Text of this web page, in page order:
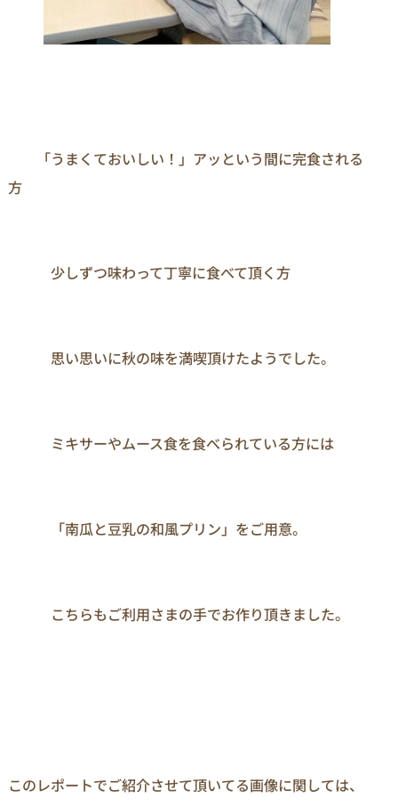
「うまくておいしい！」アッという間に完食される
方
少しずつ味わって丁寧に食べて頂く方
思い思いに秋の味を満喫頂けたようでした。
ミキサーやムース食を食べられている方には
「南瓜と豆乳の和風プリン」をご用意。
こちらもご利用さまの手でお作り頂きました。
このレポートでご紹介させて頂いてる画像に関しては、